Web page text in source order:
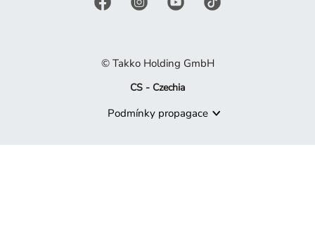
© Takko Holding GmbH
CS - Czechia
Podmínky propagace